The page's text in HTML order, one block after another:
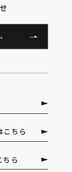
こちら
ちら